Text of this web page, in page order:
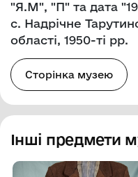
"Я.М", "П" та дата
с. Надрічне
області, 1950-ті рр.
Сторінка музею
Інші предмети